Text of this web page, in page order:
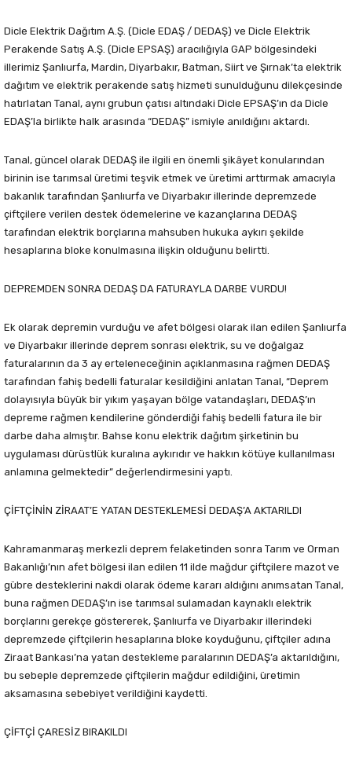
Dicle Elektrik Dağıtım A.Ş. (Dicle EDAŞ / DEDAŞ) ve Dicle Elektrik
Perakende Satış A.Ş. (Dicle EPSAŞ) aracılığıyla GAP bölgesindeki
illerimiz Şanlıurfa, Mardin, Diyarbakır, Batman, Siirt ve Şırnak’ta elektrik
dağıtım ve elektrik perakende satış hizmeti sunulduğunu dilekçesinde
hatırlatan Tanal, aynı grubun çatısı altındaki Dicle EPSAŞ’ın da Dicle
EDAŞ’la birlikte halk arasında “DEDAŞ” ismiyle anıldığını aktardı.
Tanal, güncel olarak DEDAŞ ile ilgili en önemli şikâyet konularından
birinin ise tarımsal üretimi teşvik etmek ve üretimi arttırmak amacıyla
bakanlık tarafından Şanlıurfa ve Diyarbakır illerinde depremzede
çiftçilere verilen destek ödemelerine ve kazançlarına DEDAŞ
tarafından elektrik borçlarına mahsuben hukuka aykırı şekilde
hesaplarına bloke konulmasına ilişkin olduğunu belirtti.
DEPREMDEN SONRA DEDAŞ DA FATURAYLA DARBE VURDU!
Ek olarak depremin vurduğu ve afet bölgesi olarak ilan edilen Şanlıurfa
ve Diyarbakır illerinde deprem sonrası elektrik, su ve doğalgaz
faturalarının da 3 ay erteleneceğinin açıklanmasına rağmen DEDAŞ
tarafından fahiş bedelli faturalar kesildiğini anlatan Tanal, “Deprem
dolayısıyla büyük bir yıkım yaşayan bölge vatandaşları, DEDAŞ’ın
depreme rağmen kendilerine gönderdiği fahiş bedelli fatura ile bir
darbe daha almıştır. Bahse konu elektrik dağıtım şirketinin bu
uygulaması dürüstlük kuralına aykırıdır ve hakkın kötüye kullanılması
anlamına gelmektedir” değerlendirmesini yaptı.
ÇİFTÇİNİN ZİRAAT’E YATAN DESTEKLEMESİ DEDAŞ’A AKTARILDI
Kahramanmaraş merkezli deprem felaketinden sonra Tarım ve Orman
Bakanlığı’nın afet bölgesi ilan edilen 11 ilde mağdur çiftçilere mazot ve
gübre desteklerini nakdi olarak ödeme kararı aldığını anımsatan Tanal,
buna rağmen DEDAŞ’ın ise tarımsal sulamadan kaynaklı elektrik
borçlarını gerekçe göstererek, Şanlıurfa ve Diyarbakır illerindeki
depremzede çiftçilerin hesaplarına bloke koyduğunu, çiftçiler adına
Ziraat Bankası’na yatan destekleme paralarının DEDAŞ’a aktarıldığını,
bu sebeple depremzede çiftçilerin mağdur edildiğini, üretimin
aksamasına sebebiyet verildiğini kaydetti.
ÇİFTÇİ ÇARESİZ BIRAKILDI